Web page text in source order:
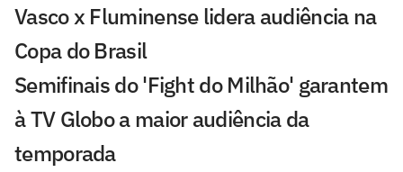
Vasco x Fluminense lidera audiência na
Copa do Brasil
Semifinais do 'Fight do Milhão' garantem
à TV Globo a maior audiência da
temporada